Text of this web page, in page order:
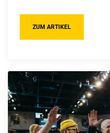
ZUM ARTIKEL